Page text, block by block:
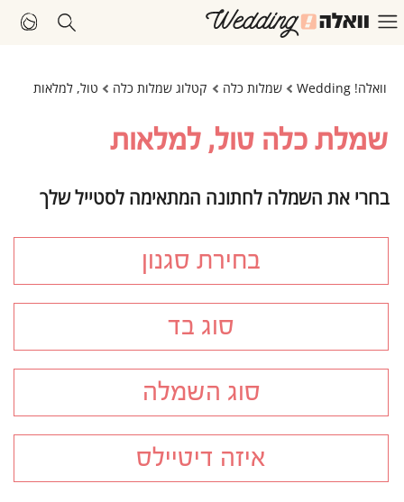
וואלה! Wedding שמלות כלה קטלוג שמלות כלה טול, למלאות
שמלת כלה טול, למלאות
בחרי את השמלה לחתונה המתאימה לסטייל שלך
בחירת סגנון
סוג בד
סוג השמלה
איזה דיטיילס